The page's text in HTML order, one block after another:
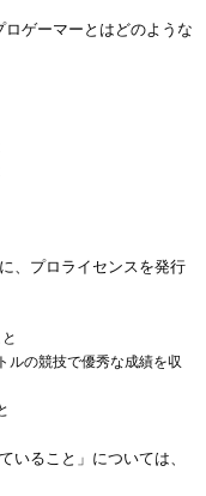
ゲーマーとはどのような
、プロライセンスを発行
ルの競技で優秀な成績を収
いること」については、